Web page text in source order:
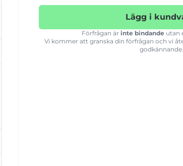
Lägg i
Förfrågan är inte bindande utan
Vi kommer att granska din förfrågan och vi
godkännande.